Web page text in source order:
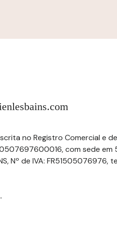
no Registro Comercial e
com sede em
Nº de IVA: FR51505076976,